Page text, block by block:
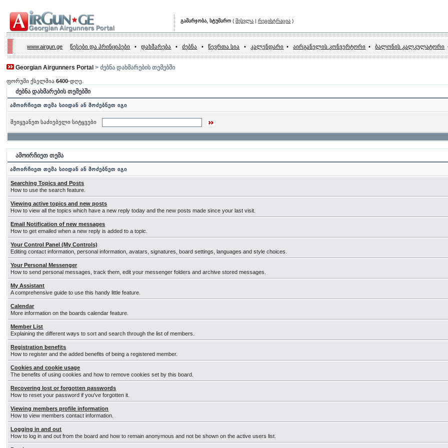
გამარჯობა, სტუმარო (შესვლა |რეგისტრაცია )
www.airgun.ge წესები და პრინციპები • დახმარება • ძებნა • წევრთა სია • კალენდარი • აირგანელის კონვერტორი • ბალონის კალკულატორი
Georgian Airgunners Portal > ძებნა დახმარების თემებში
ფორუმი ქსელშია6400-დღე.
ძებნა დახმარების თემებში
ამოირჩიეთ თემა სიიდან ან მოძებნეთ იგი
შეიყვანეთ საძიებელი სიტყვები
ამოირჩიეთ თემა
ამოირჩიეთ თემა სიიდან ან მოძებნეთ იგი
Searching Topics and Posts
How to use the search feature.
Viewing active topics and new posts
How to view all the topics which have a new reply today and the new posts made since your last visit.
Email Notification of new messages
How to get emailed when a new reply is added to a topic.
Your Control Panel (My Controls)
Editing contact information, personal information, avatars, signatures, board settings, languages and style choices.
Your Personal Messenger
How to send personal messages, track them, edit your messenger folders and archive stored messages.
My Assistant
A comprehensive guide to use this handy little feature.
Calendar
More information on the boards calendar feature.
Member List
Explaining the different ways to sort and search through the list of members.
Registration benefits
How to register and the added benefits of being a registered member.
Cookies and cookie usage
The benefits of using cookies and how to remove cookies set by this board.
Recovering lost or forgotten passwords
How to reset your password if you've forgotten it.
Viewing members profile information
How to view members contact information.
Logging in and out
How to log in and out from the board and how to remain anonymous and not be shown on the active users list.